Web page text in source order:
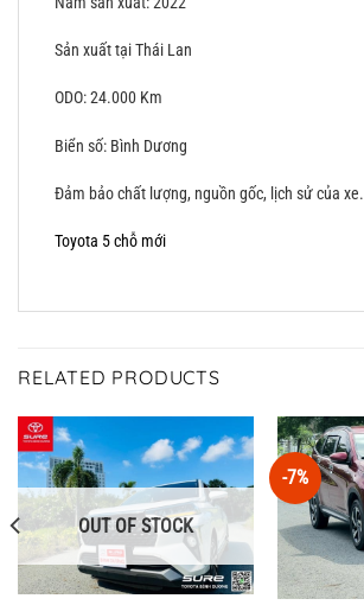
Sản xuất tại Thái Lan
ODO: 24.000 Km
Biển số: Bình Dương
Đảm bảo chất lượng, nguồn gốc, lịch sử của xe.
Toyota 5 chỗ mới
RELATED PRODUCTS
OUT OF STOCK
-7%